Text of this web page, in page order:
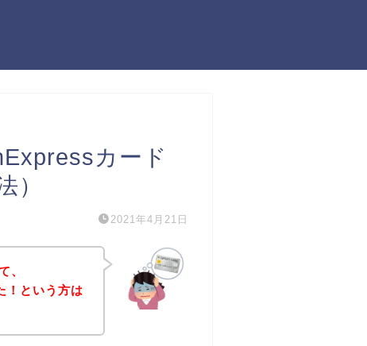
カード
）
2021年4月21日
、
！という方は